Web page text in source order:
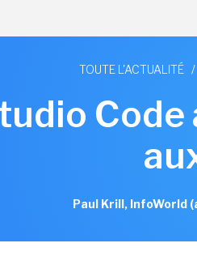
TOUTE L'ACTUALITÉ /
Paul Krill, InfoWorld